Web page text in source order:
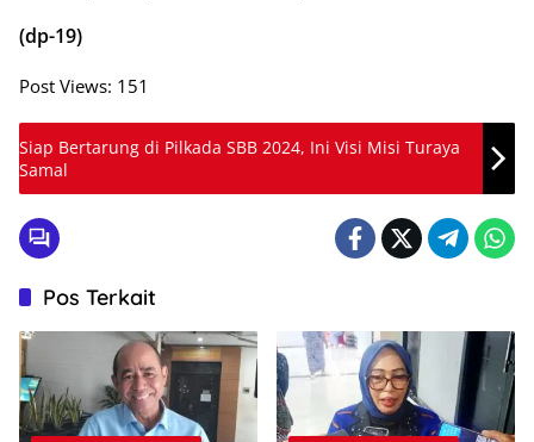
(dp-19)
Post Views: 151
Siap Bertarung di Pilkada SBB 2024, Ini Visi Misi Turaya
Samal
Pos Terkait